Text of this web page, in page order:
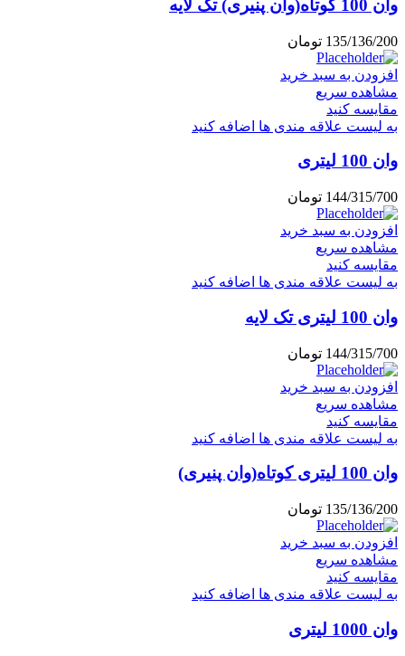
وان 100 کوتاه(وان پنیری) تک لایه
135/136/200 تومان
افزودن به سبد خرید
مشاهده سریع
مقایسه کنید
به لیست علاقه مندی ها اضافه کنید
وان 100 لیتری
144/315/700 تومان
افزودن به سبد خرید
مشاهده سریع
مقایسه کنید
به لیست علاقه مندی ها اضافه کنید
وان 100 لیتری تک لایه
144/315/700 تومان
افزودن به سبد خرید
مشاهده سریع
مقایسه کنید
به لیست علاقه مندی ها اضافه کنید
وان 100 لیتری کوتاه(وان پنیری)
135/136/200 تومان
افزودن به سبد خرید
مشاهده سریع
مقایسه کنید
به لیست علاقه مندی ها اضافه کنید
وان 1000 لیتری